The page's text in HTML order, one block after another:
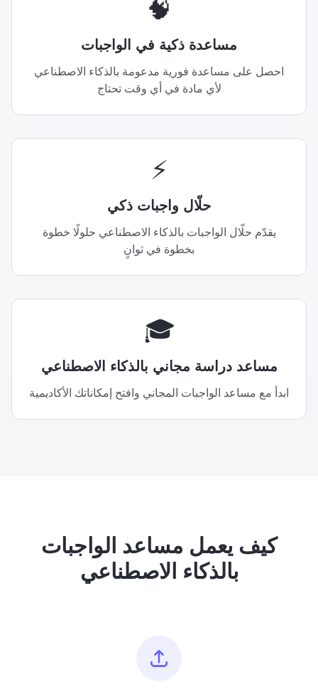
🧠
مساعدة ذكية في الواجبات
احصل على مساعدة فورية مدعومة بالذكاء الاصطناعي
لأي مادة في أي وقت تحتاج
⚡
حلّال واجبات ذكي
يقدّم حلّال الواجبات بالذكاء الاصطناعي حلولًا خطوة
بخطوة في ثوانٍ
🎓
مساعد دراسة مجاني بالذكاء الاصطناعي
ابدأ مع مساعد الواجبات المجاني وافتح إمكاناتك الأكاديمية
كيف يعمل مساعد الواجبات
بالذكاء الاصطناعي